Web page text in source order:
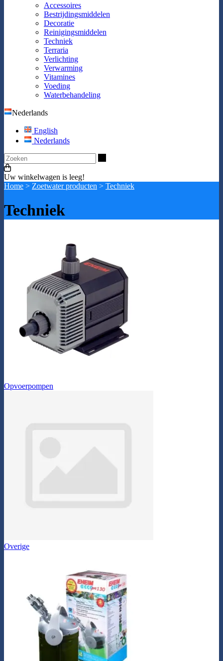
Accessoires
Bestrijdingsmiddelen
Decoratie
Reinigingsmiddelen
Techniek
Terraria
Verlichting
Verwarming
Vitamines
Voeding
Waterbehandeling
Nederlands
English
Nederlands
Uw winkelwagen is leeg!
Home > Zoetwater producten > Techniek
Techniek
Opvoerpompen
Overige